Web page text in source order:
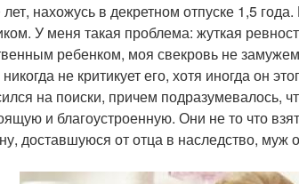
нахожусь в декретном отпуске 1,5
У меня такая проблема: жуткая
ребенком, моя свекровь не
не критикует его, хотя иногда он
на поиски, причем подразумевалось,
и благоустроенную. Они не то что
доставшуюся от отца в наследство, муж